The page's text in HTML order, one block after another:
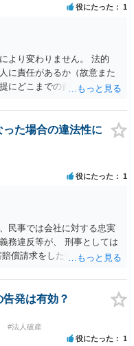
が高いです。
役にたった 1
より変わりません。 法的
に責任があるか（故意また
にどこまでの責任を負うべ
う過程で主観面も見るする
海外での損害の発生の場合
あるので、どの国の損害で
ったところです。
た場合の違法性に
役にたった 1
民事では会社に対する忠実
務違反等が、 刑事としては
償請求をしたいのか、刑事
変わってきますので、速や
だくことをおすすめいたし
発は有効？
#法人破産
役にたった 1